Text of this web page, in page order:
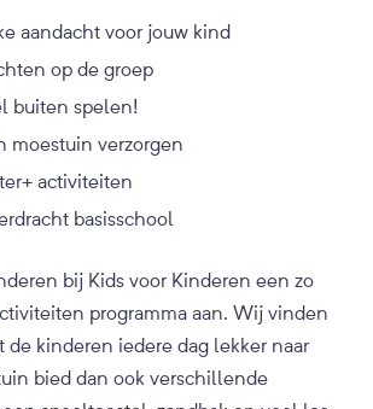
aandacht voor jouw kind
op de groep
buiten spelen!
moestuin verzorgen
activiteiten
basisschool
bij Kids voor Kinderen een zo
programma aan. Wij vinden
de kinderen iedere dag lekker naar
bied dan ook verschillende